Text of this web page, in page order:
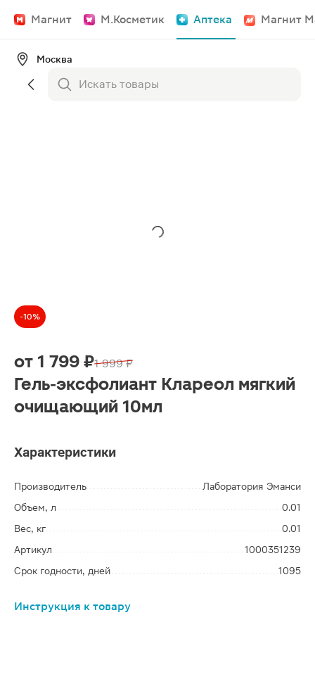
Магнит М.Косметик Аптека Магнит
Москва
-10%
от 1 799 ₽1 999 ₽
Гель-эксфолиант Клареол мягкий
очищающий 10мл
Характеристики
Производитель
Лаборатория Эманси
Объем, л
0.01
Вес, кг
0.01
Артикул
1000351239
Срок годности, дней
1095
Инструкция к товару